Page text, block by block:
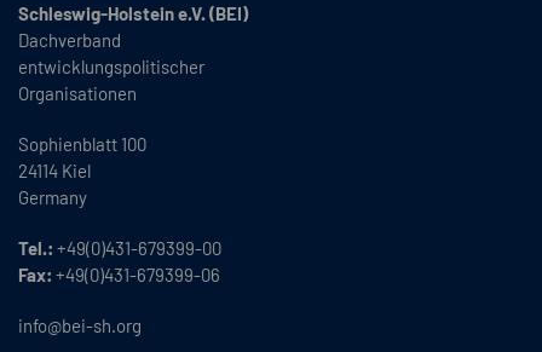
Schleswig-Holstein e.V. (BEI)
Dachverband
entwicklungspolitischer
Organisationen
Sophienblatt 100
24114 Kiel
Germany
Tel.: +49(0)431-679399-00
Fax: +49(0)431-679399-06
info@bei-sh.org